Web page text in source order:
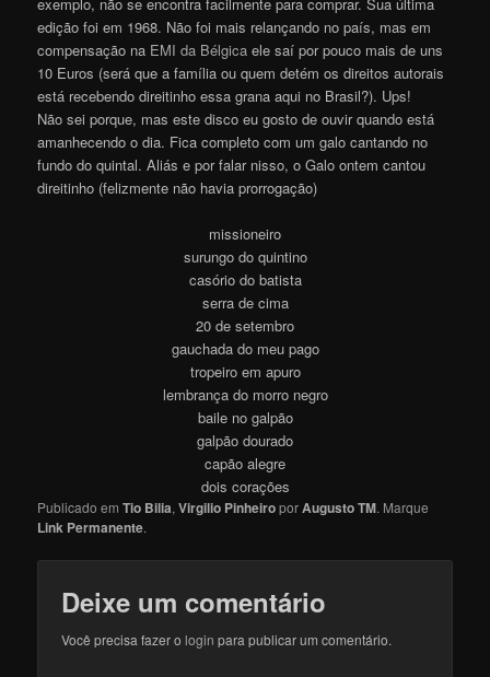
edição foi em 1968. Não foi mais relançando no país, mas em
compensação na EMI da Bélgica ele saí por pouco mais de uns
10 Euros (será que a família ou quem detém os direitos autorais
está recebendo direitinho essa grana aqui no Brasil?). Ups!
Não sei porque, mas este disco eu gosto de ouvir quando está
amanhecendo o dia. Fica completo com um galo cantando no
fundo do quintal. Aliás e por falar nisso, o Galo ontem cantou
direitinho (felizmente não havia prorrogação)
missioneiro
surungo do quintino
casório do batista
serra de cima
20 de setembro
gauchada do meu pago
tropeiro em apuro
lembrança do morro negro
baile no galpão
galpão dourado
capão alegre
dois corações
Publicado emTio Bilia,Virgilio PinheiroporAugusto TM. Marque
Link Permanente.
Deixe um comentário
Você precisa fazer ologin para publicar um comentário.